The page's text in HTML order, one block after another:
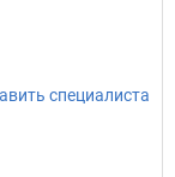
специалиста